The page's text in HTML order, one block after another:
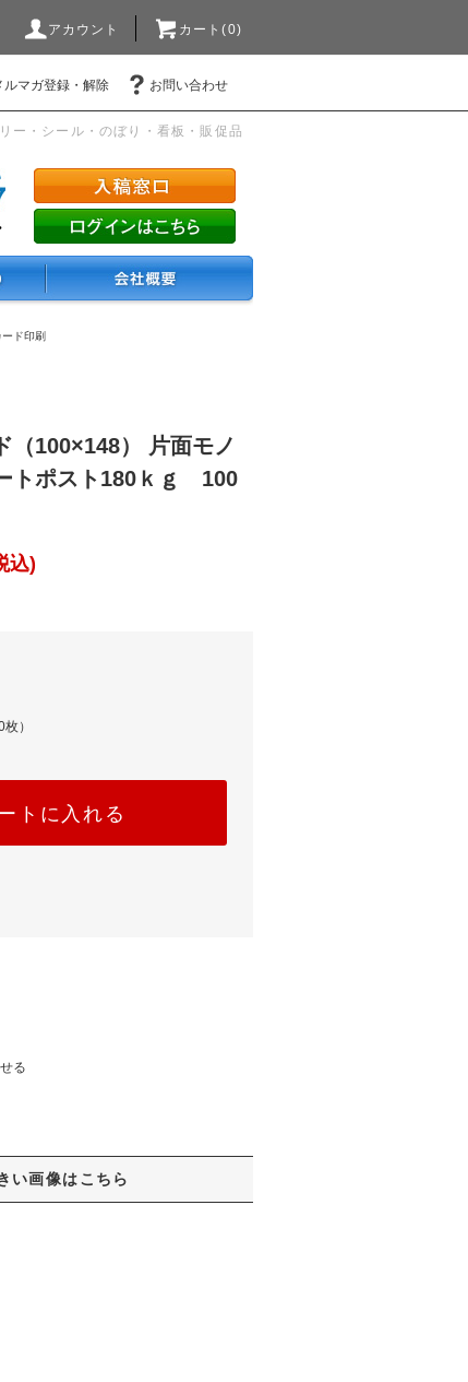
アカウント カート(0)
ルマガ登録・解除 お問い合わせ
ー・シール・のぼり・看板・販促品
ド印刷
100×148） 片面モノ
トポスト180ｋｇ 100
込)
）
トに入れる
る
い画像はこちら